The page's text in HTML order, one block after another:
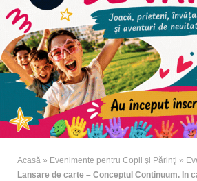
Acasă » Evenimente pentru Copii şi Părinţi »
Lansare de carte – Conceptul Continuum. In